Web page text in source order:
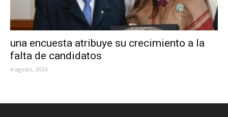
una encuesta atribuye su crecimiento a la
falta de candidatos
4 agosto, 2026